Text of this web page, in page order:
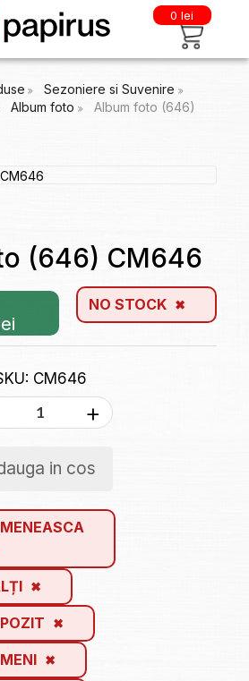
0 lei
Sezoniere si Suvenire
Album foto
Album foto (646)
(646) CM646
NO STOCK
CM646
+
in cos